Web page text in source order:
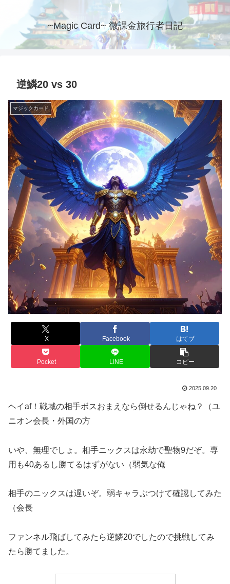
~Magic Card~ 微課金旅行者日記
逆鱗20 vs 30
マジックカード
X Facebook はてブ
Pocket LINE コピー
2025.09.20
ヘイaf！戦域の相手ボスおまえなら倒せるんじゃね？（ユ
ニオン会長・外国の方
いや、無理でしょ。相手ニックスは永劫で聖物9だぞ。専
用も40あるし勝てるはずがない（弱気な俺
相手のニックスは遅いぞ。弱キャラぶつけて確認してみた
（会長
ファンネル飛ばしてみたら逆鱗20でしたので挑戦してみ
たら勝てました。